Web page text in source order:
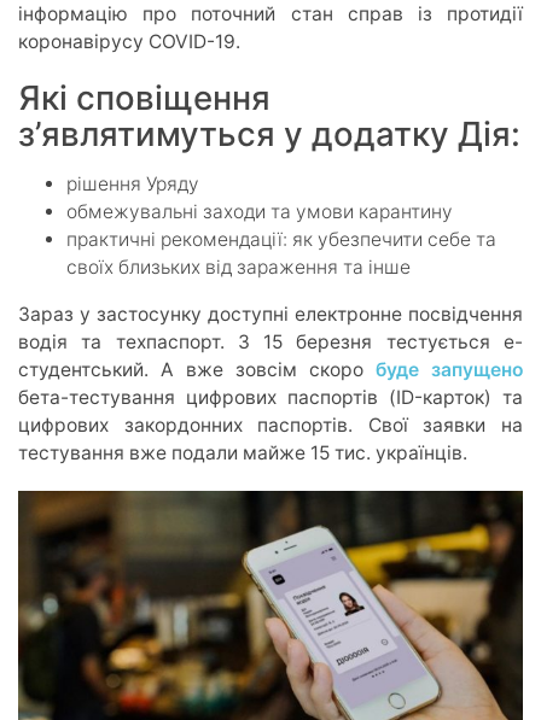
інформацію про поточний стан справ із протидії
коронавірусу COVID-19.
Які сповіщення
з’являтимуться у додатку Дія:
рішення Уряду
обмежувальні заходи та умови карантину
практичні рекомендації: як убезпечити себе та
своїх близьких від зараження та інше
Зараз у застосунку доступні електронне посвідчення
водія та техпаспорт. З 15 березня тестується е-
студентський. А вже зовсім скоро буде запущено
бета-тестування цифрових паспортів (ID-карток) та
цифрових закордонних паспортів. Свої заявки на
тестування вже подали майже 15 тис. українців.